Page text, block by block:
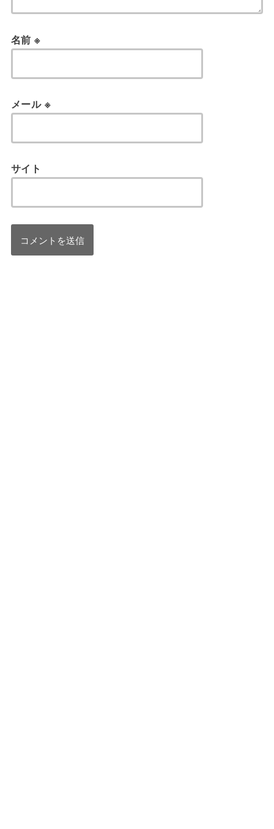
名前※
メール ※
サイト